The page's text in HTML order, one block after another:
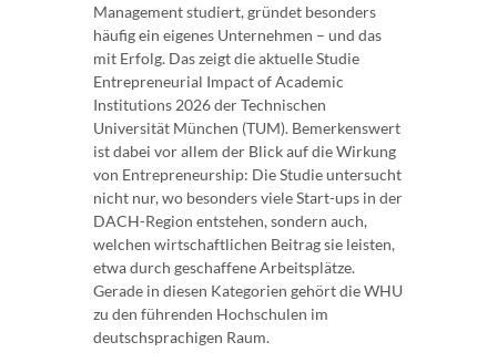
Management studiert, gründet besonders
häufig ein eigenes Unternehmen – und das
mit Erfolg. Das zeigt die aktuelle Studie
Entrepreneurial Impact of Academic
Institutions 2026 der Technischen
Universität München (TUM). Bemerkenswert
ist dabei vor allem der Blick auf die Wirkung
von Entrepreneurship: Die Studie untersucht
nicht nur, wo besonders viele Start-ups in der
DACH-Region entstehen, sondern auch,
welchen wirtschaftlichen Beitrag sie leisten,
etwa durch geschaffene Arbeitsplätze.
Gerade in diesen Kategorien gehört die WHU
zu den führenden Hochschulen im
deutschsprachigen Raum.